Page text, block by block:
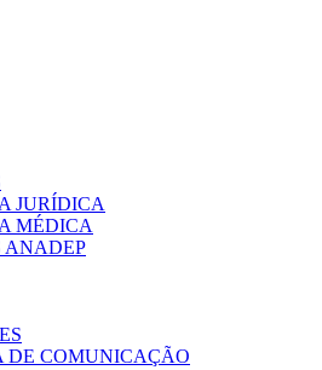
JURÍDICA
MÉDICA
ANADEP
DE COMUNICAÇÃO